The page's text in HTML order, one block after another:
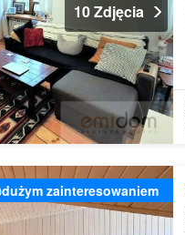
10 Zdjęcia
dużym zainteresowaniem